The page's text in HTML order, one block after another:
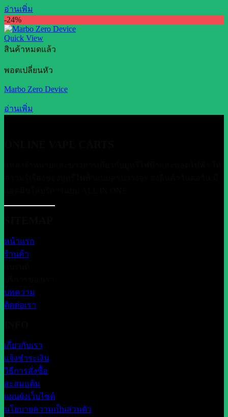
อ่านเพิ่ม
-24%
Quick View
สินค้าหมดแล้ว
พอตเปลี่ยนหัว
Marbo Zero Device
อ่านเพิ่ม
หน้าแรก
ร้านค้า
บทความ
ติดต่อเรา
เกี่ยวกับเรา
แจ้งชำระเงิน
วิธีการสั่งซื้อ
สะสมแต้ม
แผนผังเว็บไซต์
นโยบายความเป็นส่วนตัว